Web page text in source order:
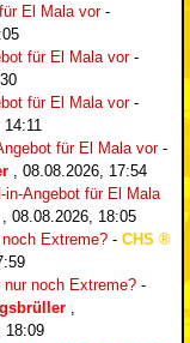
El Mala vor-
für El Mala vor-
für El Mala vor-
14:11
für El Mala vor-
, 08.08.2026, 17:54
in-Angebot für El Mala
, 08.08.2026, 18:05
Extreme? - CHS
noch Extreme? -
,
18:09